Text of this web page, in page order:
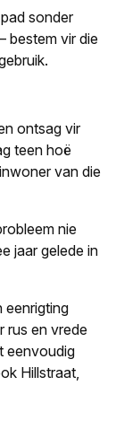
sonder
bestem vir die
ontsag vir
teen hoë
van die
nie
jaar gelede in
eenrigting
rus en vrede
eenvoudig
Hillstraat,